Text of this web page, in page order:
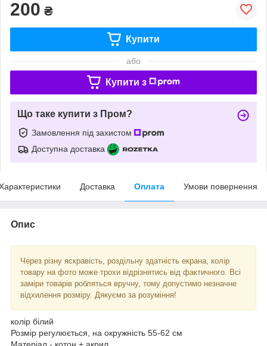
200 ₴
Купити
або
Купити з
Що таке купити з Пром?
Замовлення під захистом
Доступна доставка
Доставка Оплата Умови повернення
Опис
Через різну яскравість, роздільну здатність екрана, колір
товару на фото може трохи відрізнятись від фактичного. Всі
заміри товарів робляться вручну, тому допустимо незначне
відхилення розміру. Дякуємо за розуміння!
колір білий
Розмір регулюється, на окружність 55-62 см
Матеріал - котон + акрил